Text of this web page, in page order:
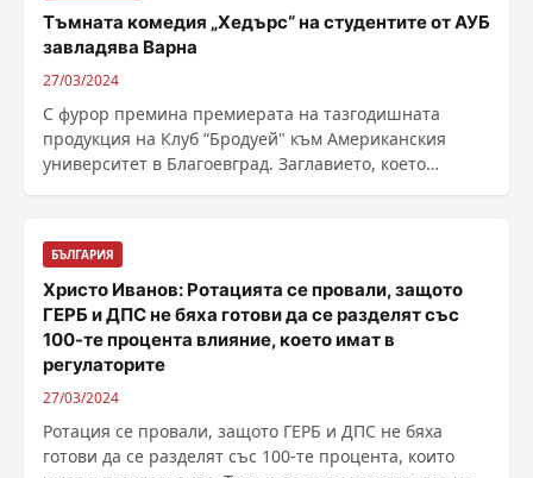
Тъмната комедия „Хедърс“ на студентите от АУБ
завладява Варна
27/03/2024
С фурор премина премиерата на тазгодишната
продукция на Клуб “Бродуей" към Американския
университет в Благоевград. Заглавието, което
БЪЛГАРИЯ
Христо Иванов: Ротацията се провали, защото
ГЕРБ и ДПС не бяха готови да се разделят със
100-те процента влияние, което имат в
регулаторите
27/03/2024
Ротация се провали, защото ГЕРБ и ДПС не бяха
готови да се разделят със 100-те процента, които